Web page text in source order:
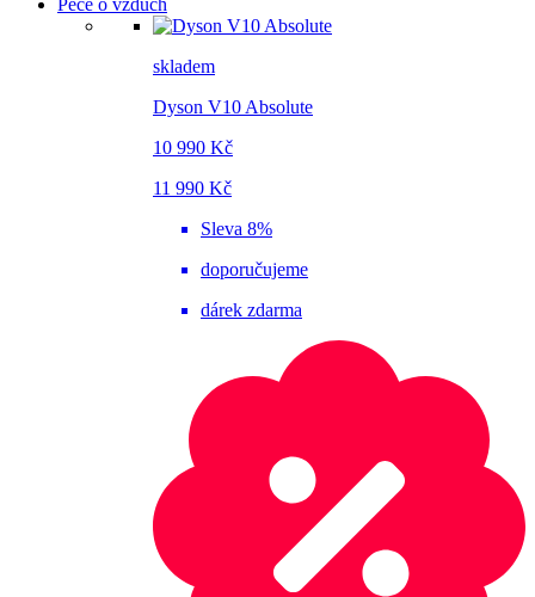
skladem
Dyson V10 Absolute
10 990 Kč
11 990 Kč
Sleva 8%
doporučujeme
dárek zdarma